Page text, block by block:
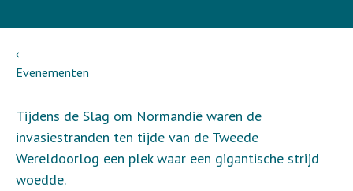
Evenementen
Tijdens de Slag om Normandië waren de
invasiestranden ten tijde van de Tweede
Wereldoorlog een plek waar een gigantische strijd
woedde.